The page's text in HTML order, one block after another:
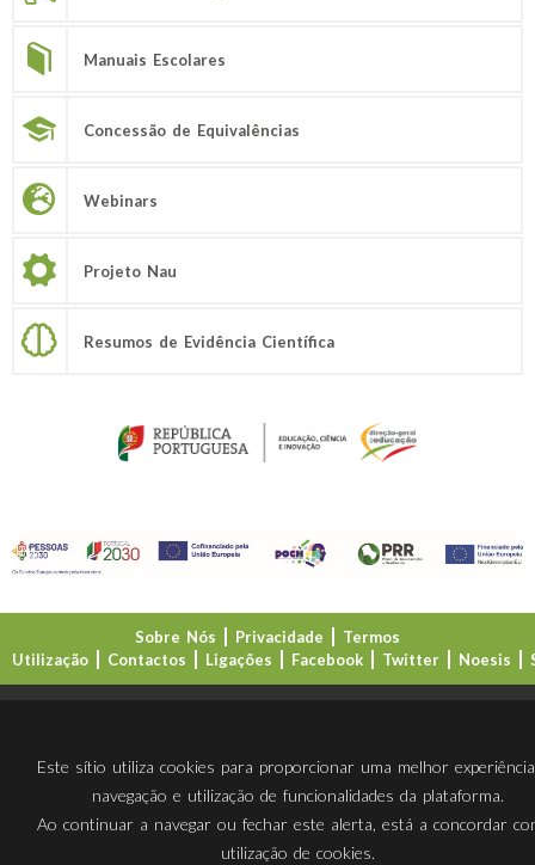
Manuais Escolares
Concessão de Equivalências
Webinars
Projeto Nau
Resumos de Evidência Científica
Sobre Nós Privacidade
Termos
Utilização
Contactos Ligações Facebook Twitter Noesis
Este sítio utiliza cookies para proporcionar uma melhor
navegação e utilização de funcionalidades da plataforma.
Ao continuar a navegar ou fechar este alerta, está a concordar
utilização de cookies.